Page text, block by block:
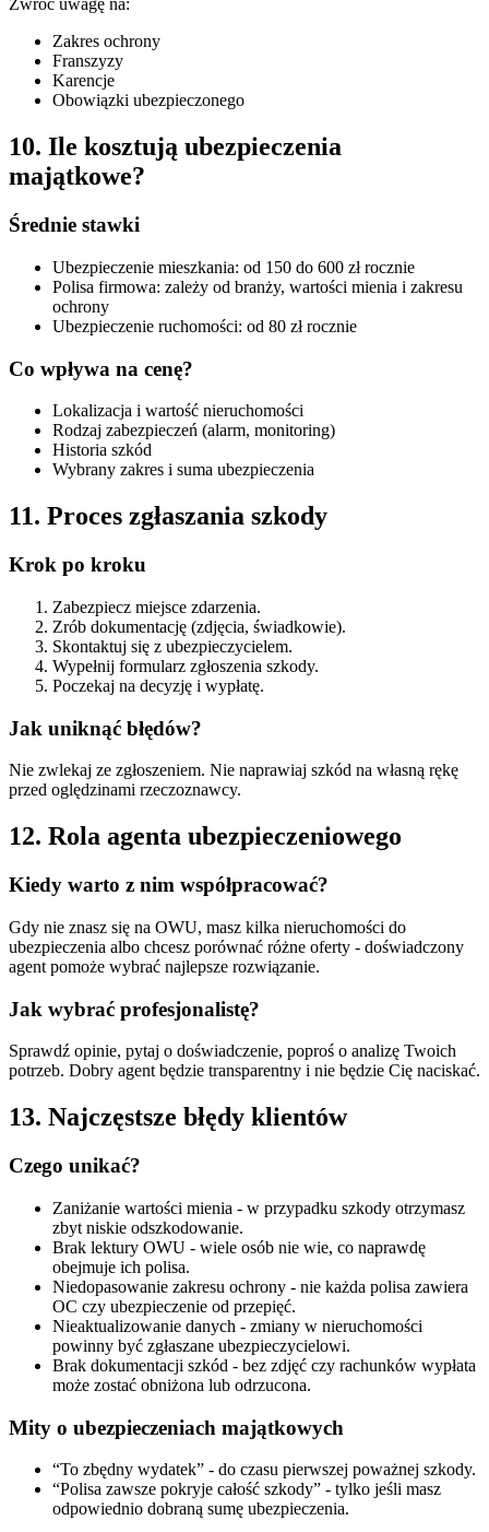
Zwróć uwagę na:
Zakres ochrony
Franszyzy
Karencje
Obowiązki ubezpieczonego
10. Ile kosztują ubezpieczenia
majątkowe?
Średnie stawki
Ubezpieczenie mieszkania: od 150 do 600 zł rocznie
Polisa firmowa: zależy od branży, wartości mienia i zakresu
ochrony
Ubezpieczenie ruchomości: od 80 zł rocznie
Co wpływa na cenę?
Lokalizacja i wartość nieruchomości
Rodzaj zabezpieczeń (alarm, monitoring)
Historia szkód
Wybrany zakres i suma ubezpieczenia
11. Proces zgłaszania szkody
Krok po kroku
Zabezpiecz miejsce zdarzenia.
Zrób dokumentację (zdjęcia, świadkowie).
Skontaktuj się z ubezpieczycielem.
Wypełnij formularz zgłoszenia szkody.
Poczekaj na decyzję i wypłatę.
Jak uniknąć błędów?
Nie zwlekaj ze zgłoszeniem. Nie naprawiaj szkód na własną rękę
przed oględzinami rzeczoznawcy.
12. Rola agenta ubezpieczeniowego
Kiedy warto z nim współpracować?
Gdy nie znasz się na OWU, masz kilka nieruchomości do
ubezpieczenia albo chcesz porównać różne oferty - doświadczony
agent pomoże wybrać najlepsze rozwiązanie.
Jak wybrać profesjonalistę?
Sprawdź opinie, pytaj o doświadczenie, poproś o analizę Twoich
potrzeb. Dobry agent będzie transparentny i nie będzie Cię naciskać.
13. Najczęstsze błędy klientów
Czego unikać?
Zaniżanie wartości mienia - w przypadku szkody otrzymasz
zbyt niskie odszkodowanie.
Brak lektury OWU - wiele osób nie wie, co naprawdę
obejmuje ich polisa.
Niedopasowanie zakresu ochrony - nie każda polisa zawiera
OC czy ubezpieczenie od przepięć.
Nieaktualizowanie danych - zmiany w nieruchomości
powinny być zgłaszane ubezpieczycielowi.
Brak dokumentacji szkód - bez zdjęć czy rachunków wypłata
może zostać obniżona lub odrzucona.
Mity o ubezpieczeniach majątkowych
“To zbędny wydatek” - do czasu pierwszej poważnej szkody.
“Polisa zawsze pokryje całość szkody” - tylko jeśli masz
odpowiednio dobraną sumę ubezpieczenia.